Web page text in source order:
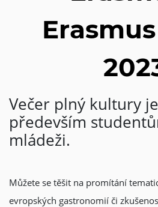
Večer plný kultury
především
mládeži.
Můžete se těšit na promítání
evropských gastronomií či